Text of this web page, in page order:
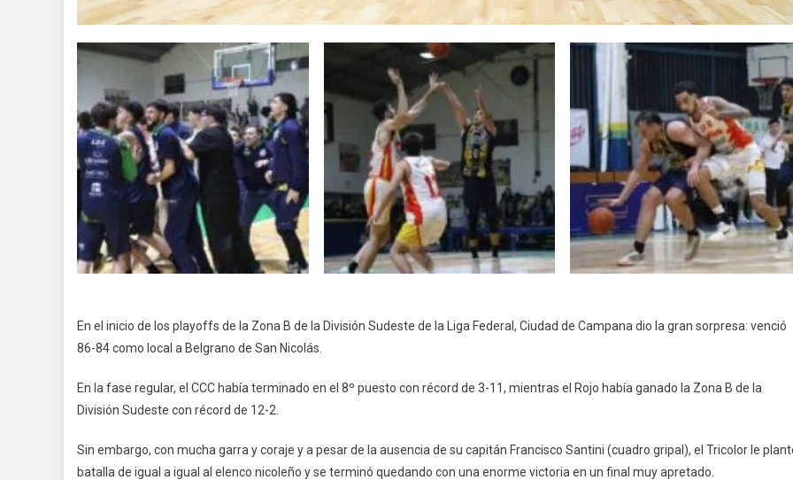
En el inicio de los playoffs de la Zona B de la División Sudeste de la Liga Federal, Ciudad de Campana dio la gran sorpresa: venció
86-84 como local a Belgrano de San Nicolás.
En la fase regular, el CCC había terminado en el 8º puesto con récord de 3-11, mientras el Rojo había ganado la Zona B de la
División Sudeste con récord de 12-2.
Sin embargo, con mucha garra y coraje y a pesar de la ausencia de su capitán Francisco Santini (cuadro gripal), el Tricolor le
batalla de igual a igual al elenco nicoleño y se terminó quedando con una enorme victoria en un final muy apretado.